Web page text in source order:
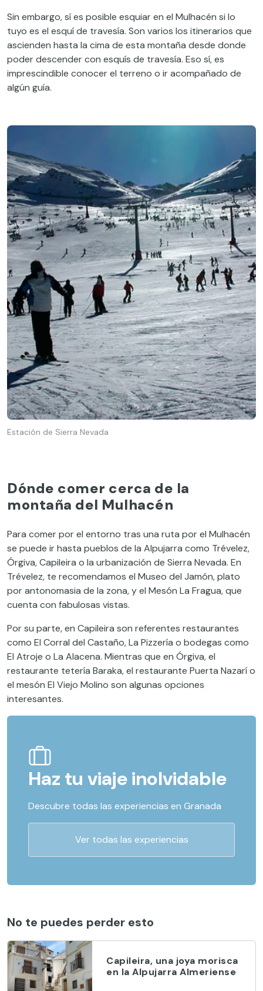
Sin embargo, sí es posible esquiar en el Mulhacén si lo
tuyo es el esquí de travesía. Son varios los itinerarios que
ascienden hasta la cima de esta montaña desde donde
poder descender con esquís de travesía. Eso sí, es
imprescindible conocer el terreno o ir acompañado de
algún guía.
Estación de Sierra Nevada
Dónde comer cerca de la
montaña del Mulhacén
Para comer por el entorno tras una ruta por el Mulhacén
se puede ir hasta pueblos de la Alpujarra como Trévelez,
Órgiva, Capileira o la urbanización de Sierra Nevada. En
Trévelez, te recomendamos el Museo del Jamón, plato
por antonomasia de la zona, y el Mesón La Fragua, que
cuenta con fabulosas vistas.
Por su parte, en Capileira son referentes restaurantes
como El Corral del Castaño, La Pizzería o bodegas como
El Atroje o La Alacena. Mientras que en Órgiva, el
restaurante tetería Baraka, el restaurante Puerta Nazarí o
el mesón El Viejo Molino son algunas opciones
interesantes.
Haz tu viaje inolvidable
Descubre todas las experiencias en Granada
Ver todas las experiencias
No te puedes perder esto
Capileira, una joya morisca
en la Alpujarra Almeriense